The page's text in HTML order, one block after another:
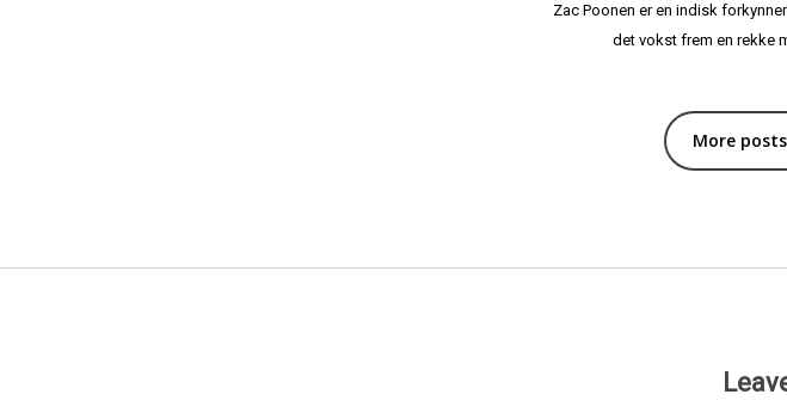
Zac Poonen er en indisk
det vokst frem en rekke
More